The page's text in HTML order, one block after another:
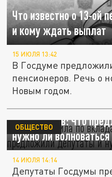
Что известно о 13-ой
и кому ждать выплат
15 ИЮЛЯ 13:42
В Госдуме
пенсионеров. Речь о
Новым годом.
Новые правила по
пенсионеров: Что
нужно ли волноваться
ОБЩЕСТВО
14 ИЮЛЯ 14:14
Депутаты Госдумы